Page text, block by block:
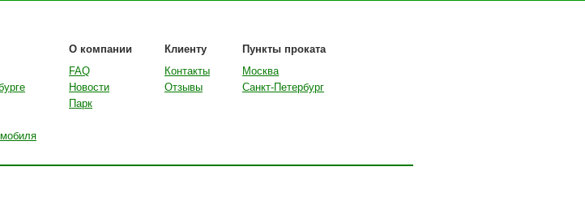
О компании
FAQ
Новости
Парк
Клиенту
Контакты
Отзывы
Пункты проката
Москва
Санкт-Петербург